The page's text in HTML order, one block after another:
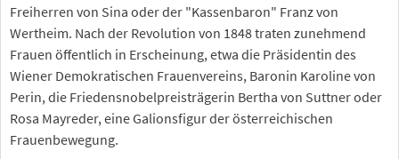
Freiherren von Sina oder der "Kassenbaron" Franz von
Wertheim. Nach der Revolution von 1848 traten zunehmend
Frauen öffentlich in Erscheinung, etwa die Präsidentin des
Wiener Demokratischen Frauenvereins, Baronin Karoline von
Perin, die Friedensnobelpreisträgerin Bertha von Suttner oder
Rosa Mayreder, eine Galionsfigur der österreichischen
Frauenbewegung.